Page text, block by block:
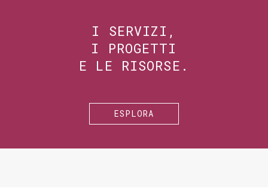
I SERVIZI,
I PROGETTI
E LE RISORSE.
ESPLORA